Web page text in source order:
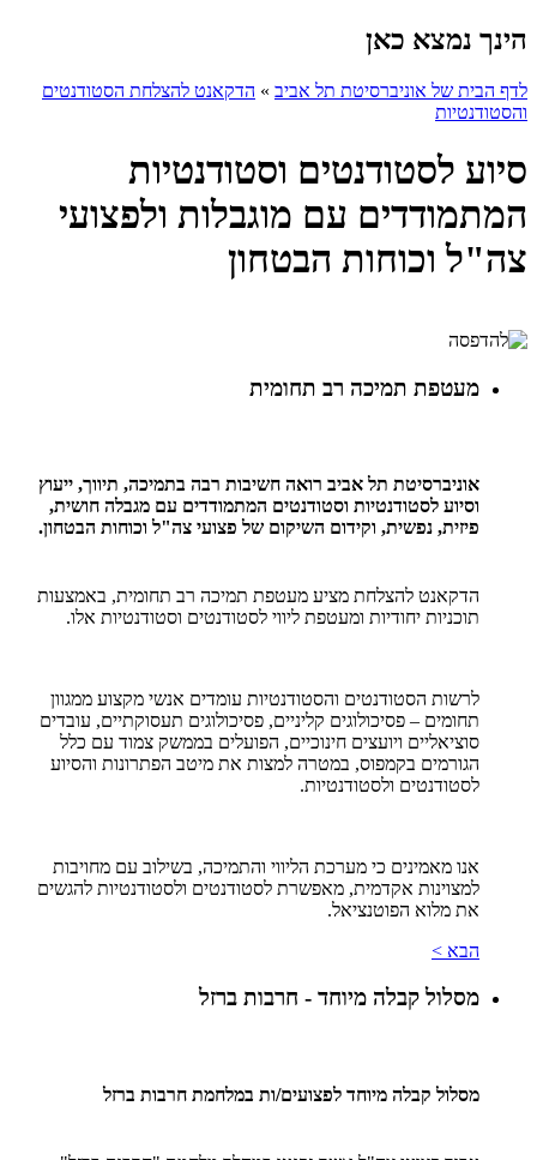
הינך נמצא כאן
לדף הבית של אוניברסיטת תל אביב » הדקאנט להצלחת הסטודנטים
והסטודנטיות
סיוע לסטודנטים וסטודנטיות
המתמודדים עם מוגבלות ולפצועי
צה"ל וכוחות הבטחון
מעטפת תמיכה רב תחומית
אוניברסיטת תל אביב רואה חשיבות רבה בתמיכה, תיווך, ייעוץ
וסיוע לסטודנטיות וסטודנטים המתמודדים עם מגבלה חושית,
פיזית, נפשית, וקידום השיקום של פצועי צה"ל וכוחות הבטחון.
הדקאנט להצלחת מציע מעטפת תמיכה רב תחומית, באמצעות
תוכניות יחודיות ומעטפת ליווי לסטודנטים וסטודנטיות אלו.
לרשות הסטודנטים והסטודנטיות עומדים אנשי מקצוע ממגוון
תחומים – פסיכולוגים קליניים, פסיכולוגים תעסוקתיים, עובדים
סוציאליים ויועצים חינוכיים, הפועלים בממשק צמוד עם כלל
הגורמים בקמפוס, במטרה למצות את מיטב הפתרונות והסיוע
לסטודנטים ולסטודנטיות.
אנו מאמינים כי מערכת הליווי והתמיכה, בשילוב עם מחויבות
למצוינות אקדמית, מאפשרת לסטודנטים ולסטודנטיות להגשים
את מלוא הפוטנציאל.
הבא >
מסלול קבלה מיוחד - חרבות ברזל
מסלול קבלה מיוחד לפצועים/ות במלחמת חרבות ברזל